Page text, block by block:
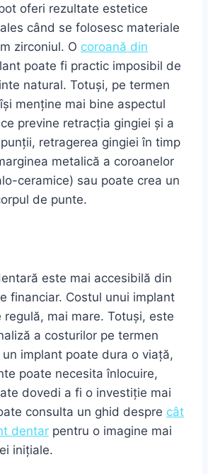
oferi rezultate estetice
când se folosesc materiale
zirconiul. O coroană din
poate fi practic imposibil de
natural. Totuși, pe termen
menține mai bine aspectul
previne retracția gingiei și a
retragerea gingiei în timp
metalică a coroanelor
ceramice) sau poate crea un
de punte.
este mai accesibilă din
financiar. Costul unui implant
mai mare. Totuși, este
a costurilor pe termen
un implant poate dura o viață,
poate necesita înlocuire,
dovedi a fi o investiție mai
consulta un ghid despre cât
dentar pentru o imagine mai
inițiale.